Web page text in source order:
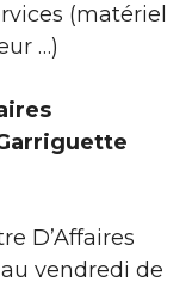
(matériel
…)
D’Affaires
vendredi de